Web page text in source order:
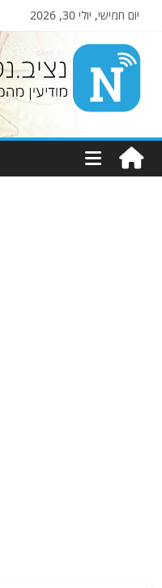
יום חמישי, יולי 30, 2026
Nziv.net
מודיעין
מהמקורות